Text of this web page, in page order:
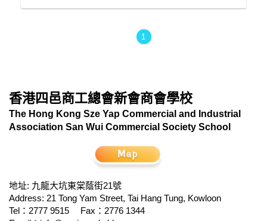
1
香港四邑商工總會新會商會學校
The Hong Kong Sze Yap Commercial and Industrial
Association San Wui Commercial Society School
地址: 九龍大坑東棠蔭街21號
Address: 21 Tong Yam Street, Tai Hang Tung, Kowloon
Tel：2777 9515
Fax：2776 1344